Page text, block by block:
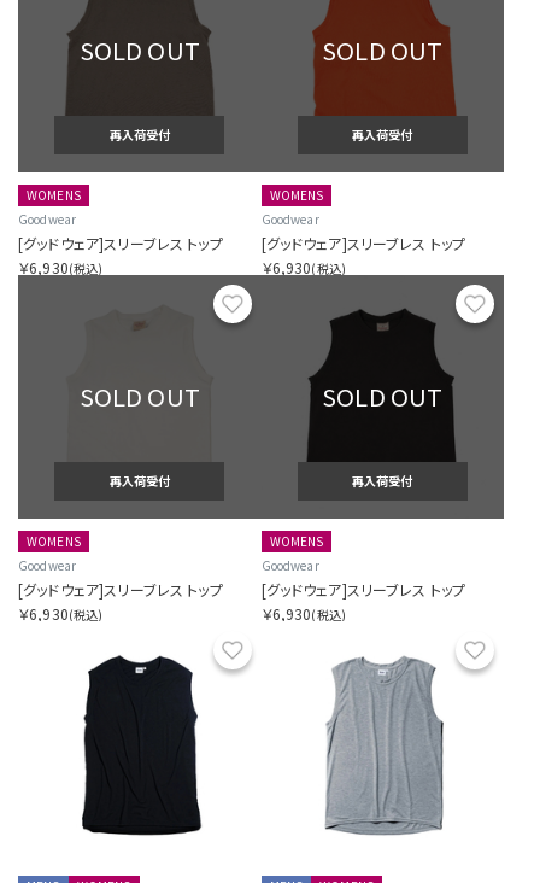
SOLD OUT
再入荷受付
WOMENS
Goodwear
[グッドウェア]スリーブレス トップ
￥6,930(税込)
SOLD OUT
再入荷受付
WOMENS
Goodwear
[グッドウェア]スリーブレス トップ
￥6,930(税込)
お気に入り
SOLD OUT
再入荷受付
WOMENS
Goodwear
[グッドウェア]スリーブレス トップ
￥6,930(税込)
SOLD OUT
再入荷受付
WOMENS
Goodwear
[グッドウェア]スリーブレス トップ
￥6,930(税込)
お気に入り